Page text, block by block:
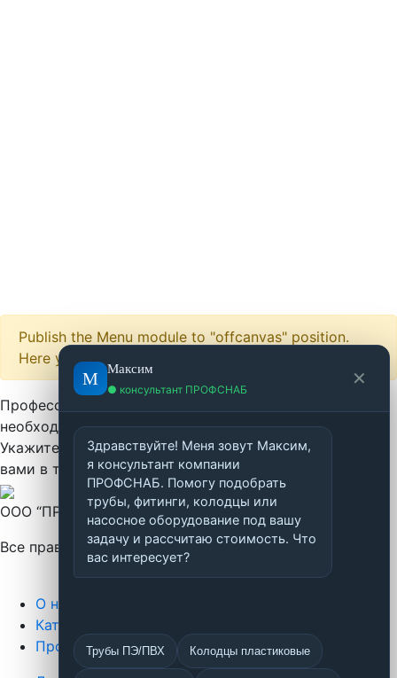
Publish the Menu module to "offcanvas" position.
Here you can publish other modules as well.
М Максим
● консультант ПРОФСНАБ
✕
Здравствуйте! Меня зовут Максим,
я консультант компании
ПРОФСНАБ. Помогу подобрать
трубы, фитинги, колодцы или
насосное оборудование под вашу
задачу и рассчитаю стоимость. Что
вас интересует?
Трубы ПЭ/ПВХ Колодцы пластиковые
Профессионально проконсультируем и подберем
необходимую продукцию!
Укажите свои контактные данные, и мы свяжемся в
вами в течение 15 минут
ООО “ПРОФСНАБ”.
Все права защищены.
О нас
Каталог
Проектирование